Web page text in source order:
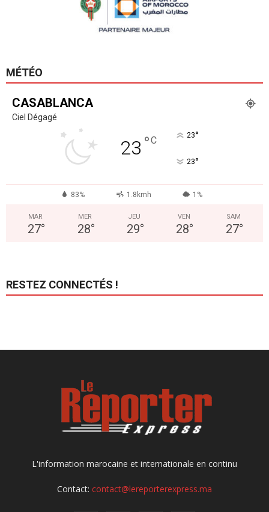
MÉTÉO
CASABLANCA
Ciel Dégagé
23 °C 23°
23°
83% 1.8kmh 1%
MAR
27°
MER
28°
JEU
29°
VEN
28°
SAM
27°
RESTEZ CONNECTÉS !
L'information marocaine et internationale en continu
Contact: contact@lereporterexpress.ma